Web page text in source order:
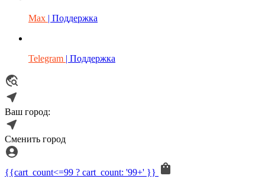
Max | Поддержка
Telegram | Поддержка
Ваш город:
Сменить город
{{cart_count<=99 ? cart_count: '99+' }}